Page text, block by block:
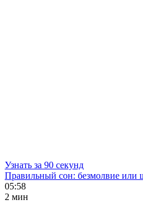
Узнать за 90 секунд
Правильный сон: безмолвие или
05:58
2 мин